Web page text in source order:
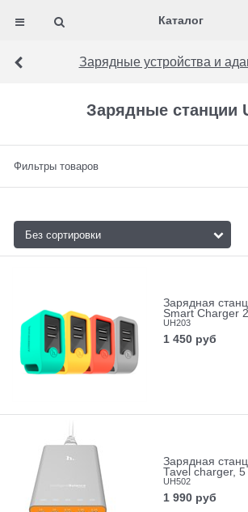
Каталог
Зарядные устройства и
Зарядные станции
Фильтры товаров
Зарядная
Smart Charger
UH203
1 450 руб
Зарядная
Tavel charger,
UH502
1 990 руб